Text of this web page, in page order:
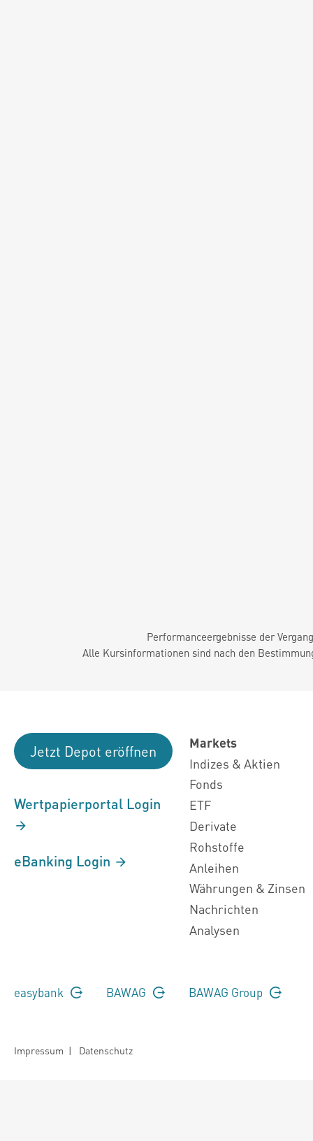
Performanceergebnisse der
Alle Kursinformationen sind nach den
Jetzt Depot eröffnen
Wertpapierportal Login
eBanking Login
Markets
Indizes & Aktien
Fonds
ETF
Derivate
Rohstoffe
Anleihen
Währungen & Zinsen
Nachrichten
Analysen
easybank BAWAG BAWAG Group
Impressum | Datenschutz